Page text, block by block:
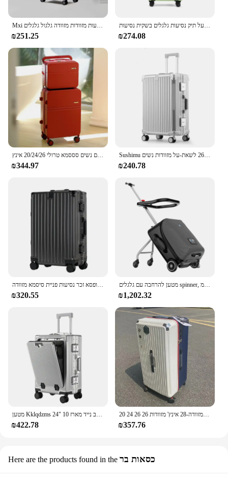
Mxi רחב ידית נסיעות מזוודות מזוודה גלגול גלגלים cusside hide cardבצד PC tsa מנעל 20 24 אינץ 'יוניסקס m9276
₪251.25
מזוודה נסיעות מתקפלות למטען מטען מתגלגל קל 20/24/28 אינץ 'תיק מטען על תיק נסיעות גלגלים בשקית נסיעות
₪274.08
מזוודה רחבה ידית רחבה מטען סט נסיעות גלגלים נשים סססמא טרולי 20/24/26 אינץ'
₪344.97
Sushimu מזוודת נסיעות גברים 20 24 26 לשאת-על מזוודות נשים PC אלומיניום מסגרת טרולי במקרה tsa מנעול סיסמא
₪240.78
מטען מתגלגל נקבה 22 24 26 28 חזק עבה עמיד טרולי קופסא זכר נסיעות פניית סיסמא מזוודה
₪320.55
מטען להרחבה עם גלגלים spinner, מזוודות גדולות עם עיצוב מושב ילדים, 20 ס "מ
₪1,202.32
מטען Kklqdzms מטען על גלגלים מסגרת אלומיניום חזית חזית פתיחת דלת מחשב נייד מארז 10 "24" usb"
₪422.78
20 24 26 26 אינץ 'גודל גדול מזוודה-28 אינץ' מזוודות pc מזוודות נסיעות טרולי במקרה נסיעה טרולי עם חמישה גלגלים
₪357.76
Here are the products found in the כסאות בר